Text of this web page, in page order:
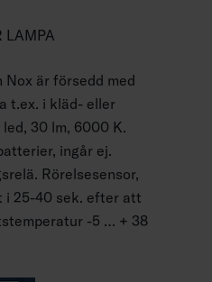
LAMPA
är försedd med
t.ex. i kläd- eller
30 lm, 6000 K.
ingår ej.
Rörelsesensor,
i 25-40 sek. efter att
-5 … + 38